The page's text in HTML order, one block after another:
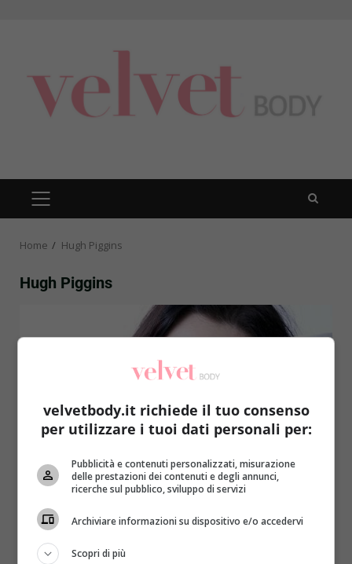
PRIMARY
MENU
Home Hugh Piggins
Hugh Piggins
Notizie
Perdere ore di sonno ha conseguenze sul
cervello
Redazione 19 Marzo 2014
velvetbody.it richiede il tuo consenso
per utilizzare i tuoi dati personali per:
Pubblicità e contenuti personalizzati, misurazione
delle prestazioni dei contenuti e degli annunci,
ricerche sul pubblico, sviluppo di servizi
Archiviare informazioni su dispositivo e/o accedervi
Scopri di più